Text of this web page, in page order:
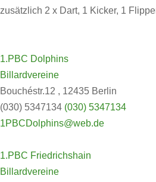
zusätzlich 2 x Dart, 1 Kicker, 1
1.PBC Dolphins
Billardvereine
Bouchéstr.12 , 12435 Berlin
(030) 5347134 (030) 5347134
1PBCDolphins@web.de
1.PBC Friedrichshain
Billardvereine